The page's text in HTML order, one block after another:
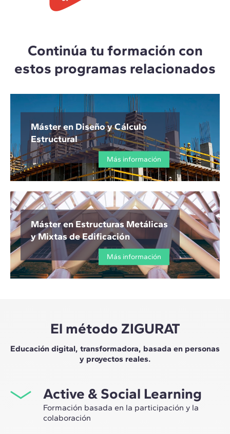
Continúa tu formación con
estos programas relacionados
Máster en Diseño y Cálculo
Estructural
Más información
Máster en Estructuras Metálicas
y Mixtas de Edificación
Más información
El método ZIGURAT
Educación digital, transformadora, basada en personas
y proyectos reales.
Active & Social Learning
Formación basada en la participación y la
colaboración